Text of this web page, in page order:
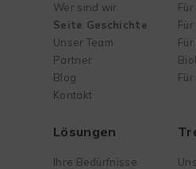
Wer sind wir
Seite Geschichte
Unser Team
Partner
Blog
Kontakt
Lösungen
Ihre Bedürfnisse